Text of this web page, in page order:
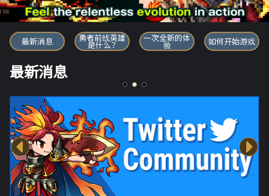
勇者前线英雄
最新消息 勇者前线英雄
是什么？
一次全新的体
验 如何开始游戏
最新消息